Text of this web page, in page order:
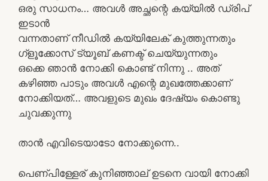
ഒരു സാധനം… അവൾ അച്ഛന്റെ കയ്യിൽ ഡ്രിപ്
ഇടാൻ
വന്നതാണ് നീഡിൽ കയ്യിലേക് കുത്തുന്നതും
ഗ്ളൂക്കോസ് ട്യൂബ് കണക്ട് ചെയ്യുന്നതും
ഒക്കെ ഞാൻ നോക്കി കൊണ്ട് നിന്നു .. അത്
കഴിഞ്ഞ പാടും അവൾ എന്റെ മുഖത്തേക്കാണ്
നോക്കിയത്… അവളുടെ മുഖം ദേഷ്യം കൊണ്ടു
ചുവക്കുന്നു
താൻ എവിടെയാടോ നോക്കുന്നെ..
പെണ്പിള്ളേര് കുനിഞ്ഞാല് ഉടനെ വായി നോക്കി